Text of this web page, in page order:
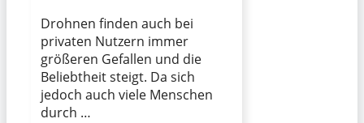
Drohnen finden auch bei
privaten Nutzern immer
größeren Gefallen und die
Beliebtheit steigt. Da sich
jedoch auch viele Menschen
durch …